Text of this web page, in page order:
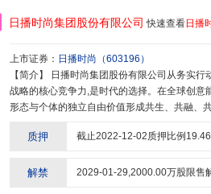
日播时尚集团股份有限公司 快速查看日播
上市证券： 日播时尚 （603196 ）
【简介】
战略的核心竞争力,是时代的选择。在全球创
形态与个体的独立自由价值形成共生、共融、
断成长壮大中清晰锚定了自己的责任与价值;
艺术文化转化为好设计做驱动,为城市好生活
质押 截止2022-12-02质押比例 19.46
解禁 2029-01-29,2000.00万股限售